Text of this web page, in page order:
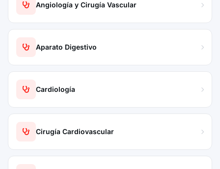
Angiología y Cirugía Vascular
Aparato Digestivo
Cardiología
Cirugía Cardiovascular